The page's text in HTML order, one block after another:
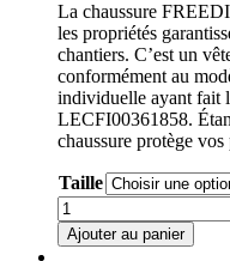
La chaussure
les propriétés
chantiers. C’est un
conformément au
individuelle ayant fait
LECFI00361858.
chaussure protège
Taille
quantité
de
Chaussure
Ajouter au panier